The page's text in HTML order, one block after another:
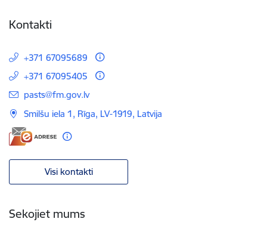
Kontakti
+371 67095689
+371 67095405
E-pasts:
pasts@fm.gov.lv
Smilšu iela 1, Rīga, LV-1919, Latvija
Visi kontakti
Sekojiet mums